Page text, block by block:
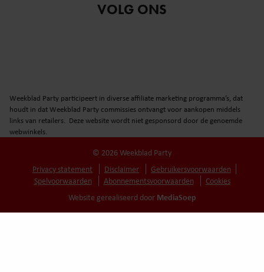
VOLG ONS
Weekblad Party participeert in diverse affiliate marketing programma’s, dat
houdt in dat Weekblad Party commissies ontvangt voor aankopen middels
links van retailers. Deze website wordt niet gesponsord door de genoemde
webwinkels.
© 2026 Weekblad Party
Privacy statement
Disclaimer
Gebruikersvoorwaarden
Spelvoorwaarden
Abonnementsvoorwaarden
Cookies
Website gerealiseerd door MediaSoep